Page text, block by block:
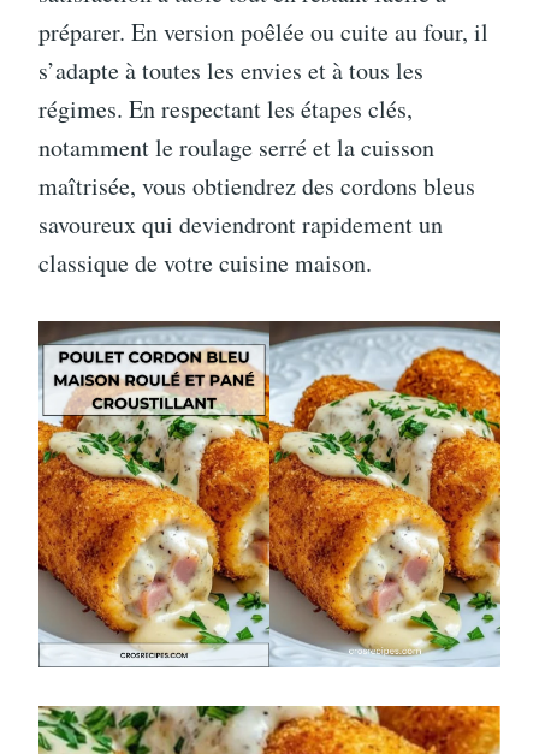
préparer. En version poêlée ou cuite au four, il
s’adapte à toutes les envies et à tous les
régimes. En respectant les étapes clés,
notamment le roulage serré et la cuisson
maîtrisée, vous obtiendrez des cordons bleus
savoureux qui deviendront rapidement un
classique de votre cuisine maison.